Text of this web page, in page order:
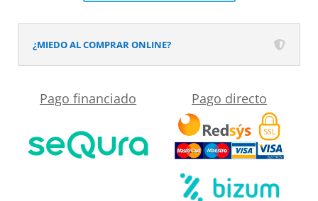
2
fijos-
2
correderas
OPACO.
¿MIEDO AL COMPRAR ONLINE?
Pago financiado Pago directo